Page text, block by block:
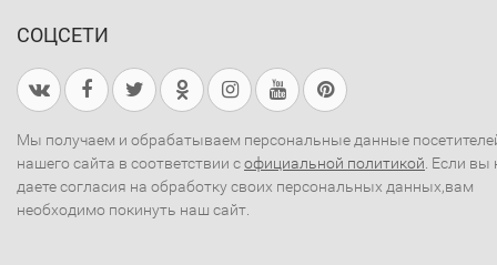
СОЦСЕТИ
Мы получаем и обрабатываем персональные данные
нашего сайта в соответствии софициальной политикой . Если вы
даете согласия на обработку своих персональных данных,вам
необходимо покинуть наш сайт.